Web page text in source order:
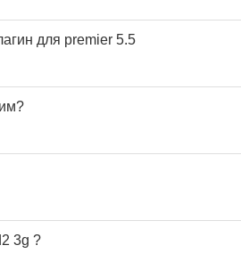
для premier 5.5
3g ?